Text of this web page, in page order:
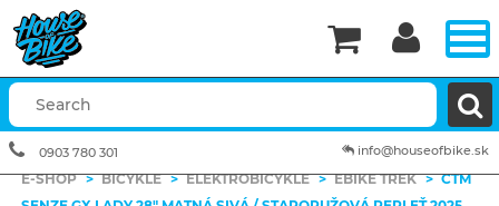
E-SHOP > BICYKLE > ELEKTROBICYKLE > EBIKE TREK > CTM


info@houseofbike.sk
0903 780 301